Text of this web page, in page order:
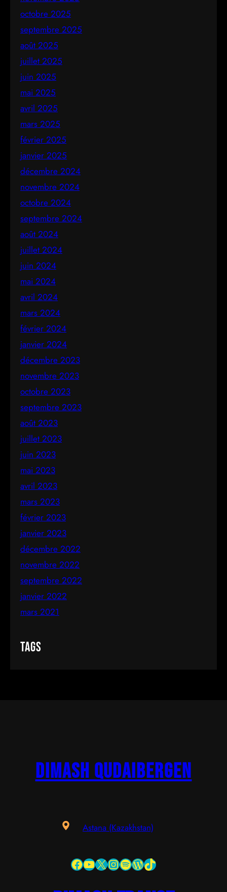
octobre 2025
septembre 2025
août 2025
juillet 2025
juin 2025
mai 2025
avril 2025
mars 2025
février 2025
janvier 2025
décembre 2024
novembre 2024
octobre 2024
septembre 2024
août 2024
juillet 2024
juin 2024
mai 2024
avril 2024
mars 2024
février 2024
janvier 2024
décembre 2023
novembre 2023
octobre 2023
septembre 2023
août 2023
juillet 2023
juin 2023
mai 2023
avril 2023
mars 2023
février 2023
janvier 2023
décembre 2022
novembre 2022
septembre 2022
janvier 2022
mars 2021
Tags
Dimash Qudaibergen
Astana (Kazakhstan)
Facebook YouTube X InstagramSpotify WordPress TikTok